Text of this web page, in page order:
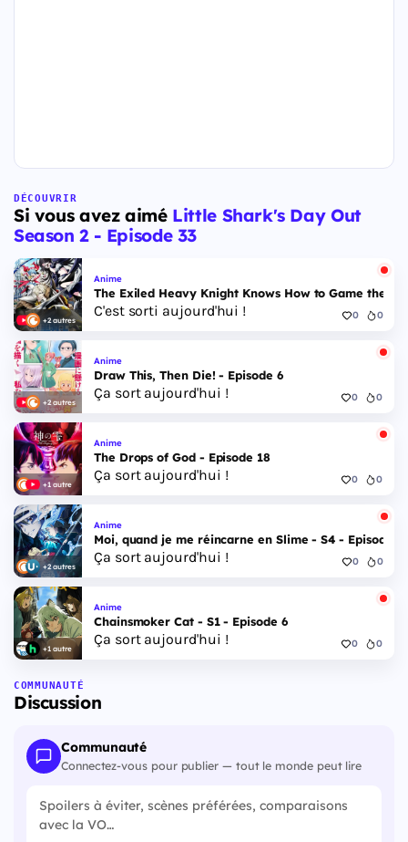
DÉCOUVRIR
Si vous avez aimé Little Shark's Day Out
Season 2 - Episode 33
+2 autres
Anime
The Exiled Heavy Knight Knows How to Game the
C'est sorti aujourd'hui ! 0 0
+2 autres
Anime
Draw This, Then Die! - Episode 6
Ça sort aujourd'hui ! 0 0
+1 autre
Anime
The Drops of God - Episode 18
Ça sort aujourd'hui ! 0 0
+2 autres
Anime
Moi, quand je me réincarne en Slime - S4 - Episode
Ça sort aujourd'hui ! 0 0
+1 autre
Anime
Chainsmoker Cat - S1 - Episode 6
Ça sort aujourd'hui ! 0 0
COMMUNAUTÉ
Discussion
Communauté
Connectez-vous pour publier — tout le monde peut lire